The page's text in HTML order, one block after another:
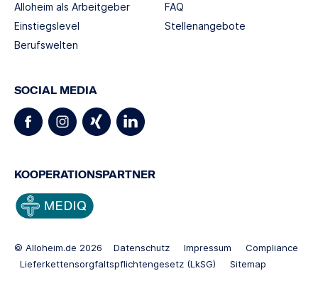
Alloheim als Arbeitgeber
Einstiegslevel
Berufswelten
FAQ
Stellenangebote
SOCIAL MEDIA
KOOPERATIONSPARTNER
© Alloheim.de 2026 Datenschutz Impressum
Compliance
Lieferkettensorgfaltspflichtengesetz (LkSG)
Sitemap